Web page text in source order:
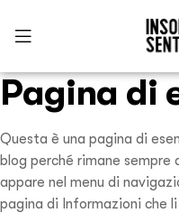
Pagina di
Questa è una pagina di
blog perché rimane
appare nel menu di
pagina di Informazioni che